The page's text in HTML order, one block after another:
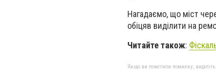
Нагадаємо, що міст
обіцяв виділити на
Читайте також:
Якщо ви помітили помилку, виділіть